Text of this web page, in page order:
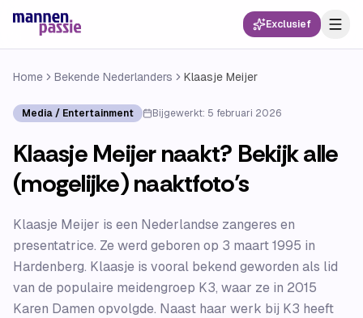
Exclusief
Home Bekende Nederlanders Klaasje Meijer
Media / Entertainment Bijgewerkt: 5 februari 2026
Klaasje Meijer naakt? Bekijk alle
(mogelijke) naaktfoto’s
Klaasje Meijer is een Nederlandse zangeres en
presentatrice. Ze werd geboren op 3 maart 1995 in
Hardenberg. Klaasje is vooral bekend geworden als lid
van de populaire meidengroep K3, waar ze in 2015
Karen Damen opvolgde. Naast haar werk bij K3 heeft